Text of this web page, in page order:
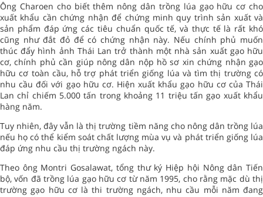
Ông Charoen cho biết thêm nông dân trồng lúa gạo hữu cơ cho
xuất khẩu cần chứng nhận để chứng minh quy trình sản xuất và
sản phẩm đáp ứng các tiêu chuẩn quốc tế, và thực tế là rất khó
cũng như đắt đỏ để có chứng nhận này. Nếu chính phủ muốn
thúc đẩy hình ảnh Thái Lan trở thành một nhà sản xuất gạo hữu
cơ, chính phủ cần giúp nông dân nộp hồ sơ xin chứng nhận gạo
hữu cơ toàn cầu, hỗ trợ phát triển giống lúa và tìm thị trường có
nhu cầu đối với gạo hữu cơ. Hiện xuất khẩu gạo hữu cơ của Thái
Lan chỉ chiếm 5.000 tấn trong khoảng 11 triệu tấn gạo xuất khẩu
hàng năm.
Tuy nhiên, đây vẫn là thị trường tiềm năng cho nông dân trồng lúa
nếu họ có thể kiểm soát chất lượng mùa vụ và phát triển giống lúa
đáp ứng nhu cầu thị trường ngách này.
Theo ông Montri Gosalawat, tổng thư ký Hiệp hội Nông dân Tiến
bộ, vốn đã trồng lúa gạo hữu cơ từ năm 1995, cho rằng mặc dù thị
trường gạo hữu cơ là thi trường ngách, nhu cầu mỗi năm đang